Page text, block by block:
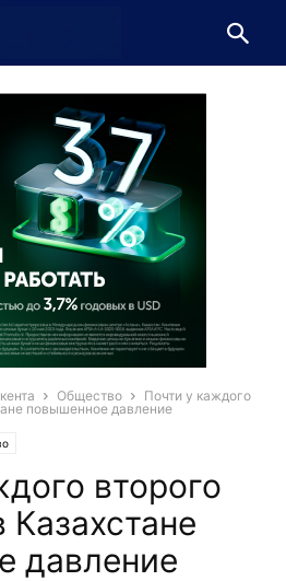
Общество
Почти у каждого
повышенное давление
второго
Казахстане
давление